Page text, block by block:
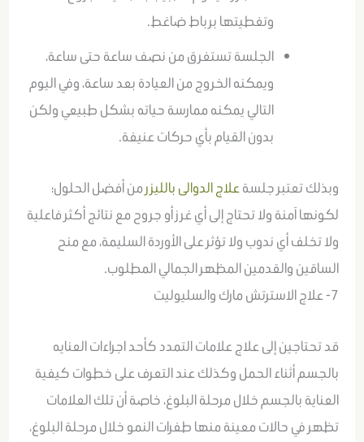
وتغطيتها برباط ضاغط.
الجلسة تستغرق من نصف ساعة حتى ساعة،
ويمكنه الخروج من العيادة بعد ساعة، وفي اليوم
التالي يمكنه ممارسة حياته بشكل طبيعي ولكن
بدون القيام بأي حركات عنيفة.
وبذلك تعتبر جلسةعلاج الدوالى بالليزر من أفضل الحلول؛
لكونها آمنة ولا تحتاج إلى أي غرز أو جروح مع نتائج أكثر فاعلية
ولا تخلف أي ندوب ولا تؤثر على الأوردة السليمة، مع منح
الساقين والقدمين المظهر الجمالي المطلوب.
7- علاج الاسترتش مارك والسليوليت
قد تحتاجين إلى علاج علامات التمدد كأحد اجراءات العنايه
بالجسم أثناء الحمل وكذلك عند التعرف على خطوات كيفية
العناية بالجسم خلال مرحلة البلوغ، خاصة أن تلك العلامات
تظهر في حالات معينة منها طفرات النمو خلال مرحلة البلوغ،